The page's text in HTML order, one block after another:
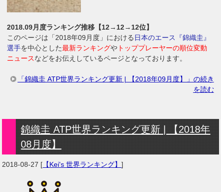
2018.09月度ランキング推移【12→12→12位】
このページは「2018年09月度」における 日本のエース『錦織圭』
選手を中心とした最新ランキングや トッププレーヤーの順位変動
ニュースなどをお伝えしているページとなっております。
「錦織圭 ATP世界ランキング更新 | 【2018年09月度】」の続き
を読む
錦織圭 ATP世界ランキング更新 | 【2018年
08月度】
2018-08-27 [ 【Kei's 世界ランキング】]